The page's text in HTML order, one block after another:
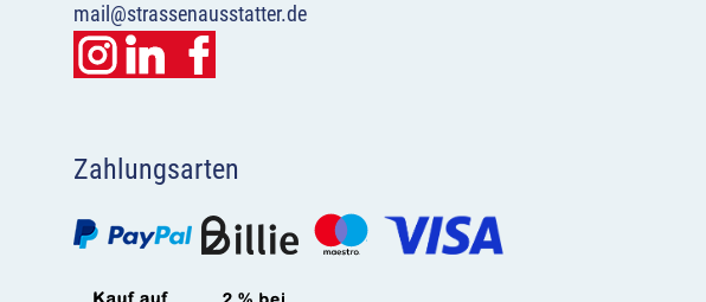
mail@strassenausstatter.de
Zahlungsarten